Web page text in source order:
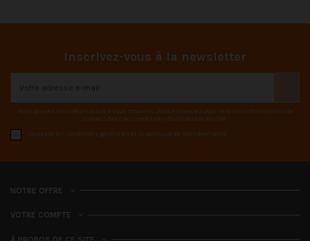
Inscrivez-vous à la newsletter
Vous pouvez vous désinscrire à tout moment. Vous trouverez pour cela nos informations de
contact dans les conditions d'utilisation du site.
J'accepte les conditions générales et la politique de confidentialité
NOTRE OFFRE
VOTRE COMPTE